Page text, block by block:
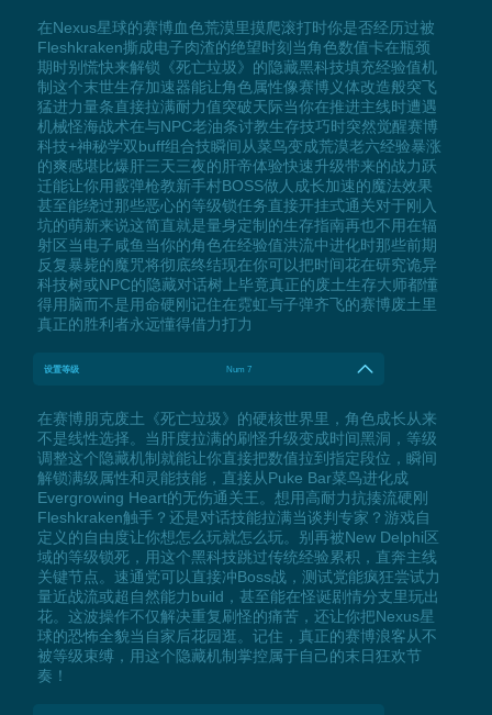
在Nexus星球的赛博血色荒漠里摸爬滚打时你是否经历过被
Fleshkraken撕成电子肉渣的绝望时刻当角色数值卡在瓶颈
期时别慌快来解锁《死亡垃圾》的隐藏黑科技填充经验值机
制这个末世生存加速器能让角色属性像赛博义体改造般突飞
猛进力量条直接拉满耐力值突破天际当你在推进主线时遭遇
机械怪海战术在与NPC老油条讨教生存技巧时突然觉醒赛博
科技+神秘学双buff组合技瞬间从菜鸟变成荒漠老六经验暴涨
的爽感堪比爆肝三天三夜的肝帝体验快速升级带来的战力跃
迁能让你用霰弹枪教新手村BOSS做人成长加速的魔法效果
甚至能绕过那些恶心的等级锁任务直接开挂式通关对于刚入
坑的萌新来说这简直就是量身定制的生存指南再也不用在辐
射区当电子咸鱼当你的角色在经验值洪流中进化时那些前期
反复暴毙的魔咒将彻底终结现在你可以把时间花在研究诡异
科技树或NPC的隐藏对话树上毕竟真正的废土生存大师都懂
得用脑而不是用命硬刚记住在霓虹与子弹齐飞的赛博废土里
真正的胜利者永远懂得借力打力
设置等级 Num 7
在赛博朋克废土《死亡垃圾》的硬核世界里，角色成长从来
不是线性选择。当肝度拉满的刷怪升级变成时间黑洞，等级
调整这个隐藏机制就能让你直接把数值拉到指定段位，瞬间
解锁满级属性和灵能技能，直接从Puke Bar菜鸟进化成
Evergrowing Heart的无伤通关王。想用高耐力抗揍流硬刚
Fleshkraken触手？还是对话技能拉满当谈判专家？游戏自
定义的自由度让你想怎么玩就怎么玩。别再被New Delphi区
域的等级锁死，用这个黑科技跳过传统经验累积，直奔主线
关键节点。速通党可以直接冲Boss战，测试党能疯狂尝试力
量近战流或超自然能力build，甚至能在怪诞剧情分支里玩出
花。这波操作不仅解决重复刷怪的痛苦，还让你把Nexus星
球的恐怖全貌当自家后花园逛。记住，真正的赛博浪客从不
被等级束缚，用这个隐藏机制掌控属于自己的末日狂欢节
奏！